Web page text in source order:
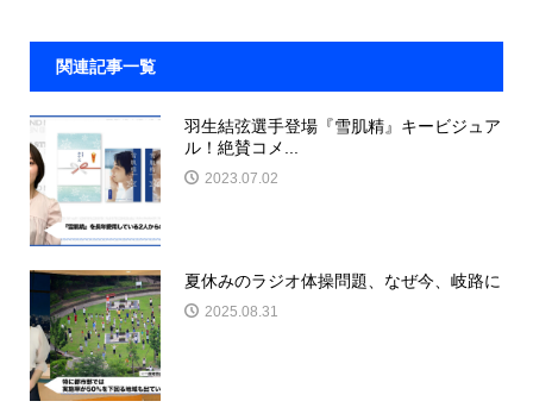
関連記事一覧
羽生結弦選手登場『雪肌精』キービジュア
ル！絶賛コメ...
2023.07.02
夏休みのラジオ体操問題、なぜ今、岐路に
2025.08.31